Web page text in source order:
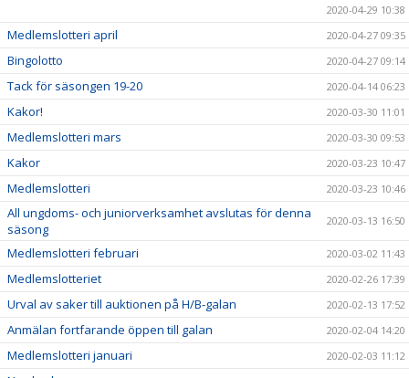
2020-04-29 10:38
Medlemslotteri april 2020-04-27 09:35
Bingolotto 2020-04-27 09:14
Tack för säsongen 19-20 2020-04-14 06:23
Kakor! 2020-03-30 11:01
Medlemslotteri mars 2020-03-30 09:53
Kakor 2020-03-23 10:47
Medlemslotteri 2020-03-23 10:46
All ungdoms- och juniorverksamhet avslutas för denna
säsong
2020-03-13 16:50
Medlemslotteri februari 2020-03-02 11:43
Medlemslotteriet 2020-02-26 17:39
Urval av saker till auktionen på H/B-galan 2020-02-13 17:52
Anmälan fortfarande öppen till galan 2020-02-04 14:20
Medlemslotteri januari 2020-02-03 11:12